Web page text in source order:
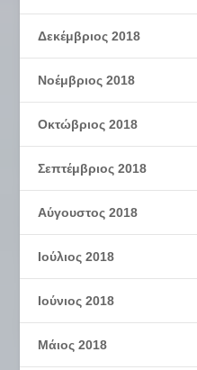
Δεκέμβριος 2018
Νοέμβριος 2018
Οκτώβριος 2018
Σεπτέμβριος 2018
Αύγουστος 2018
Ιούλιος 2018
Ιούνιος 2018
Μάιος 2018